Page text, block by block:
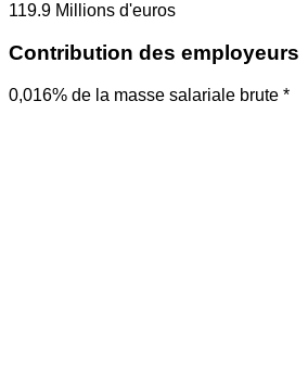
119.9 Millions d'euros
Contribution des employeurs
0,016% de la masse salariale brute *